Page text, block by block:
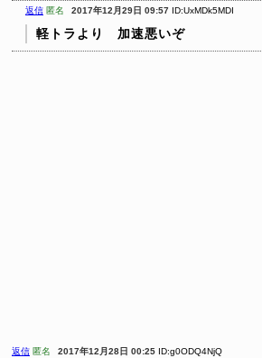
返信 匿名 2017年12月29日 09:57 ID:UxMDk5MDI
軽トラより 加速悪いぞ
返信 匿名 2017年12月28日 00:25 ID:g0ODQ4NjQ